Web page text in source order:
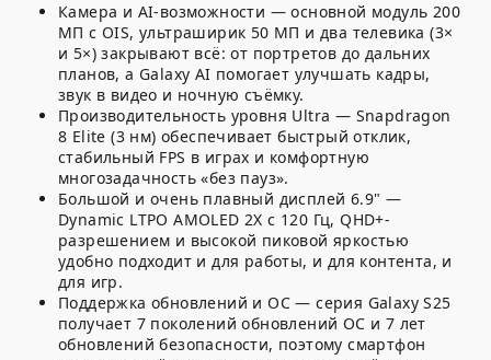
Камера и AI-возможности — основной модуль 200
МП с OIS, ультраширик 50 МП и два телевика (3×
и 5×) закрывают всё: от портретов до дальних
планов, а Galaxy AI помогает улучшать кадры,
звук в видео и ночную съёмку.
Производительность уровня Ultra — Snapdragon
8 Elite (3 нм) обеспечивает быстрый отклик,
стабильный FPS в играх и комфортную
многозадачность «без пауз».
Большой и очень плавный дисплей 6.9" —
Dynamic LTPO AMOLED 2X с 120 Гц, QHD+-
разрешением и высокой пиковой яркостью
удобно подходит и для работы, и для контента, и
для игр.
Поддержка обновлений и ОС — серия Galaxy S25
получает 7 поколений обновлений ОС и 7 лет
обновлений безопасности, поэтому смартфон